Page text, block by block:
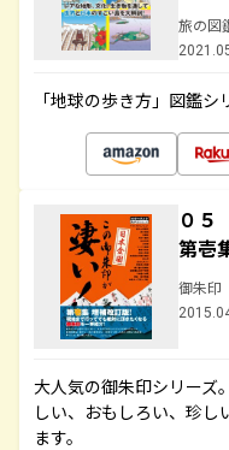
旅の図
「地球の歩き方」図鑑
０５
第壱
御朱印
大人気の御朱印シリーズ
しい、おもしろい、珍し
ます。